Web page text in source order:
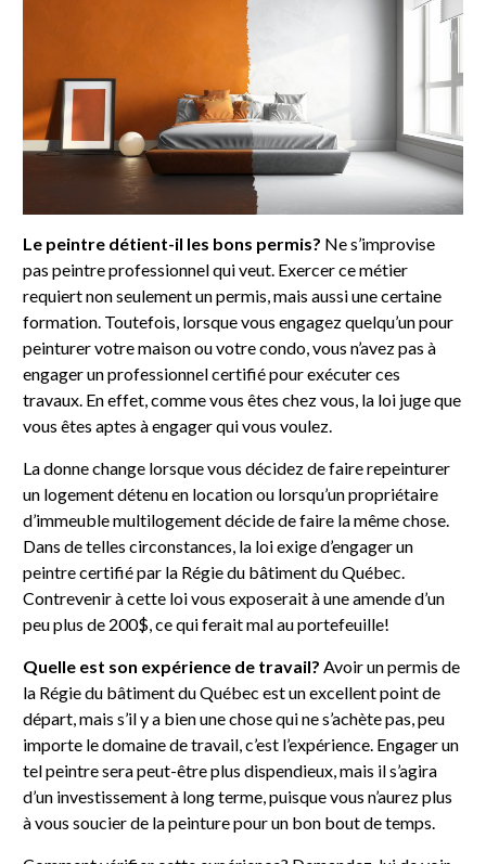
Le peintre détient-il les bons permis? Ne s’improvise
pas peintre professionnel qui veut. Exercer ce métier
requiert non seulement un permis, mais aussi une certaine
formation. Toutefois, lorsque vous engagez quelqu’un pour
peinturer votre maison ou votre condo, vous n’avez pas à
engager un professionnel certifié pour exécuter ces
travaux. En effet, comme vous êtes chez vous, la loi juge que
vous êtes aptes à engager qui vous voulez.
La donne change lorsque vous décidez de faire repeinturer
un logement détenu en location ou lorsqu’un propriétaire
d’immeuble multilogement décide de faire la même chose.
Dans de telles circonstances, la loi exige d’engager un
peintre certifié par la Régie du bâtiment du Québec.
Contrevenir à cette loi vous exposerait à une amende d’un
peu plus de 200$, ce qui ferait mal au portefeuille!
Quelle est son expérience de travail? Avoir un permis de
la Régie du bâtiment du Québec est un excellent point de
départ, mais s’il y a bien une chose qui ne s’achète pas, peu
importe le domaine de travail, c’est l’expérience. Engager un
tel peintre sera peut-être plus dispendieux, mais il s’agira
d’un investissement à long terme, puisque vous n’aurez plus
à vous soucier de la peinture pour un bon bout de temps.